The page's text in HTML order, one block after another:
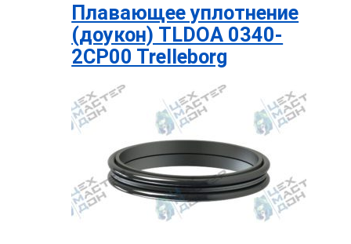
Плавающее уплотнение
(доукон) TLDOA 0340-
2CP00 Trelleborg